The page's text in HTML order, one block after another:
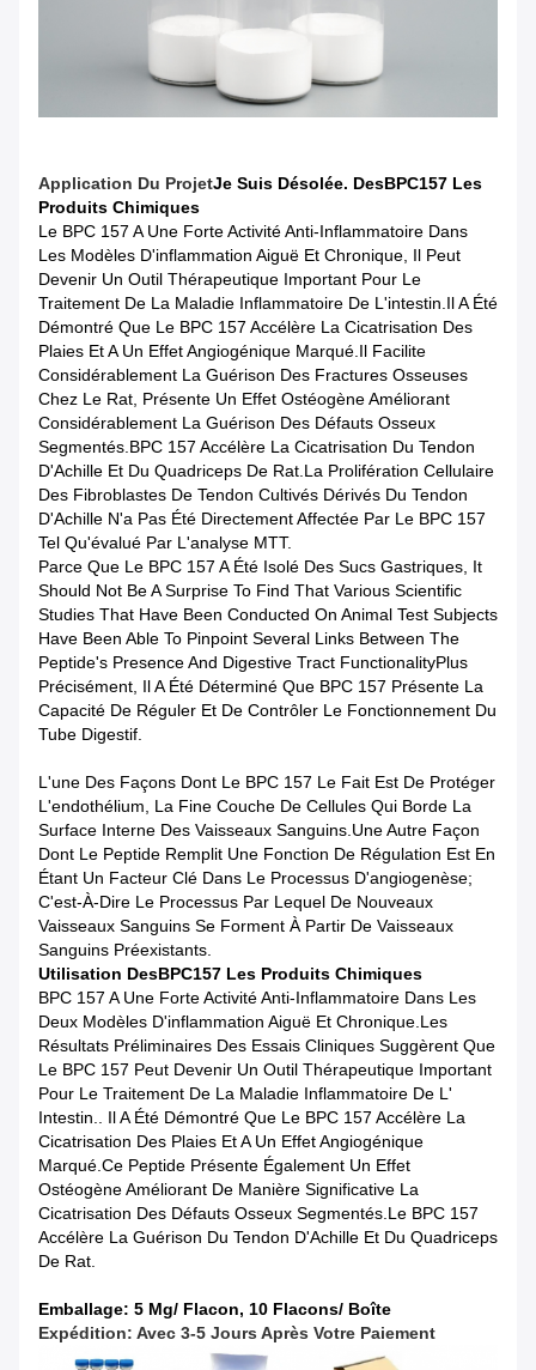
Application Du ProjetJe Suis Désolée. DesBPC157 Les
Produits Chimiques
Le BPC 157 A Une Forte Activité Anti-Inflammatoire Dans
Les Modèles D'inflammation Aiguë Et Chronique, Il Peut
Devenir Un Outil Thérapeutique Important Pour Le
Traitement De La Maladie Inflammatoire De L'intestin.Il A Été
Démontré Que Le BPC 157 Accélère La Cicatrisation Des
Plaies Et A Un Effet Angiogénique Marqué.Il Facilite
Considérablement La Guérison Des Fractures Osseuses
Chez Le Rat, Présente Un Effet Ostéogène Améliorant
Considérablement La Guérison Des Défauts Osseux
Segmentés.BPC 157 Accélère La Cicatrisation Du Tendon
D'Achille Et Du Quadriceps De Rat.La Prolifération Cellulaire
Des Fibroblastes De Tendon Cultivés Dérivés Du Tendon
D'Achille N'a Pas Été Directement Affectée Par Le BPC 157
Tel Qu'évalué Par L'analyse MTT.
Parce Que Le BPC 157 A Été Isolé Des Sucs Gastriques, It
Should Not Be A Surprise To Find That Various Scientific
Studies That Have Been Conducted On Animal Test Subjects
Have Been Able To Pinpoint Several Links Between The
Peptide's Presence And Digestive Tract FunctionalityPlus
Précisément, Il A Été Déterminé Que BPC 157 Présente La
Capacité De Réguler Et De Contrôler Le Fonctionnement Du
Tube Digestif.
L'une Des Façons Dont Le BPC 157 Le Fait Est De Protéger
L'endothélium, La Fine Couche De Cellules Qui Borde La
Surface Interne Des Vaisseaux Sanguins.Une Autre Façon
Dont Le Peptide Remplit Une Fonction De Régulation Est En
Étant Un Facteur Clé Dans Le Processus D'angiogenèse;
C'est-À-Dire Le Processus Par Lequel De Nouveaux
Vaisseaux Sanguins Se Forment À Partir De Vaisseaux
Sanguins Préexistants.
Utilisation DesBPC157 Les Produits Chimiques
BPC 157 A Une Forte Activité Anti-Inflammatoire Dans Les
Deux Modèles D'inflammation Aiguë Et Chronique.Les
Résultats Préliminaires Des Essais Cliniques Suggèrent Que
Le BPC 157 Peut Devenir Un Outil Thérapeutique Important
Pour Le Traitement De La Maladie Inflammatoire De L'
Intestin.. Il A Été Démontré Que Le BPC 157 Accélère La
Cicatrisation Des Plaies Et A Un Effet Angiogénique
Marqué.Ce Peptide Présente Également Un Effet
Ostéogène Améliorant De Manière Significative La
Cicatrisation Des Défauts Osseux Segmentés.Le BPC 157
Accélère La Guérison Du Tendon D'Achille Et Du Quadriceps
De Rat.
Emballage: 5 Mg/ Flacon, 10 Flacons/ Boîte
Expédition: Avec 3-5 Jours Après Votre Paiement